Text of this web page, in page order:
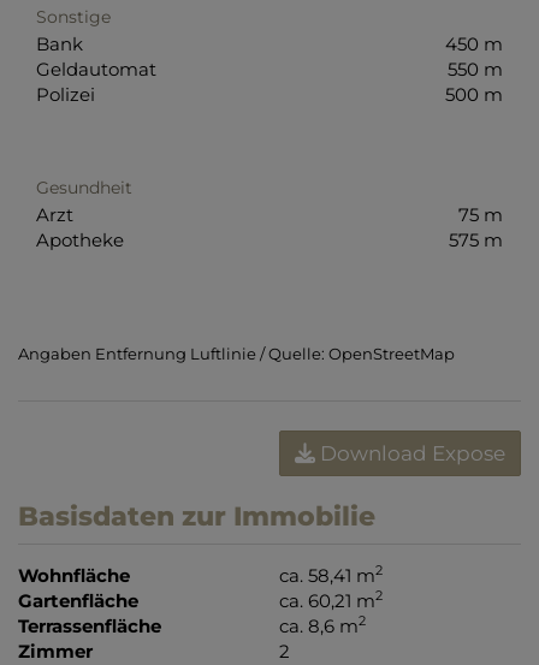
Sonstige
Bank
450 m
Geldautomat
550 m
Polizei
500 m
Gesundheit
Arzt
75 m
Apotheke
575 m
Angaben Entfernung Luftlinie / Quelle: OpenStreetMap
Download Expose
Basisdaten zur Immobilie
Wohnfläche ca. 58,41 m2
Gartenfläche ca. 60,21 m2
Terrassenfläche ca. 8,6 m2
Zimmer
2